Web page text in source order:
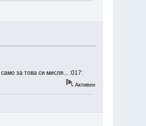
за това си мисля... :017:
Активен